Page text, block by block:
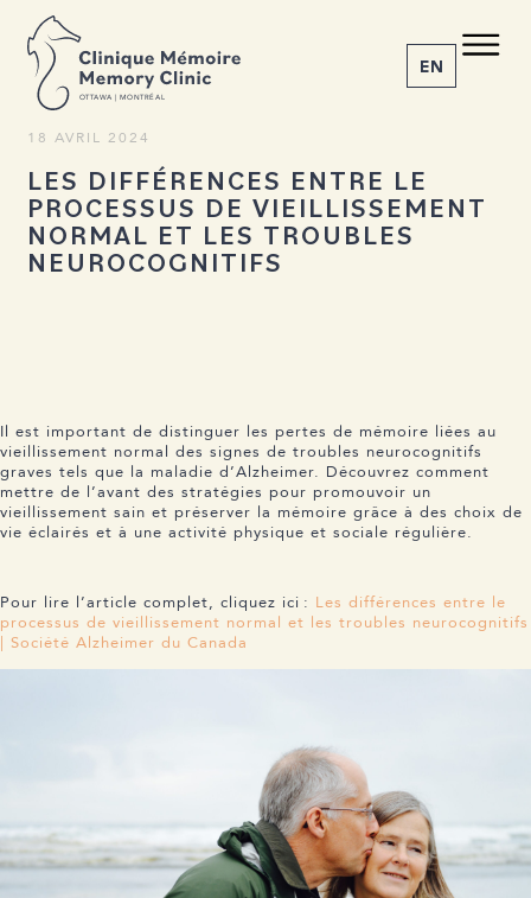
OTTAWA | MONTRÉAL
C M M C EN
1-855-777-4073
Accueil
À propos
RETOUR AUX ACTUALITÉS Partager l’article
18 AVRIL 2024
LES DIFFÉRENCES ENTRE LE
PROCESSUS DE VIEILLISSEMENT
NORMAL ET LES TROUBLES
NEUROCOGNITIFS
Il est important de distinguer les pertes de mémoire liées au
vieillissement normal des signes de troubles neurocognitifs
graves tels que la maladie d’Alzheimer. Découvrez comment
mettre de l’avant des stratégies pour promouvoir un
vieillissement sain et préserver la mémoire grâce à des choix de
vie éclairés et à une activité physique et sociale régulière.
Pour lire l’article complet, cliquez ici : Les différences entre le
processus de vieillissement normal et les troubles neurocognitifs
| Société Alzheimer du Canada